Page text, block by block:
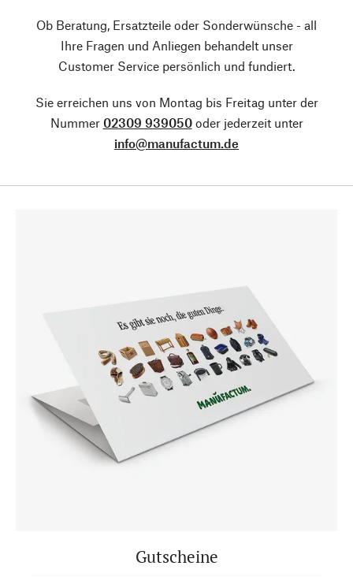
Ob Beratung, Ersatzteile oder Sonderwünsche - all
Ihre Fragen und Anliegen behandelt unser
Customer Service persönlich und fundiert.
Sie erreichen uns von Montag bis Freitag unter der
Nummer 02309 939050oder jederzeit unter
info@manufactum.de
Gutscheine